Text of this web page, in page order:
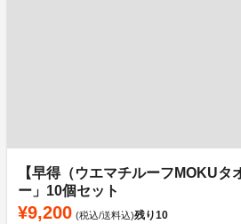
【早得（ウエマチルーフMOKUタ
ー」10個セット
¥9,200 (税込/送料込)残り10